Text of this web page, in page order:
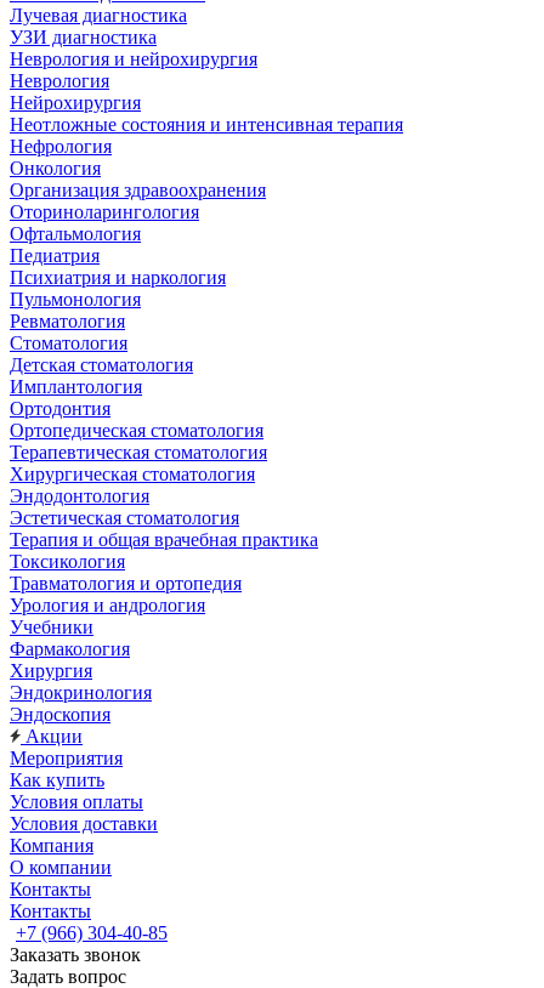
Лучевая диагностика
УЗИ диагностика
Неврология и нейрохирургия
Неврология
Нейрохирургия
Неотложные состояния и интенсивная терапия
Нефрология
Онкология
Организация здравоохранения
Оториноларингология
Офтальмология
Педиатрия
Психиатрия и наркология
Пульмонология
Ревматология
Стоматология
Детская стоматология
Имплантология
Ортодонтия
Ортопедическая стоматология
Терапевтическая стоматология
Хирургическая стоматология
Эндодонтология
Эстетическая стоматология
Терапия и общая врачебная практика
Токсикология
Травматология и ортопедия
Урология и андрология
Учебники
Фармакология
Хирургия
Эндокринология
Эндоскопия
Акции
Мероприятия
Как купить
Условия оплаты
Условия доставки
Компания
О компании
Контакты
Контакты
+7 (966) 304-40-85
Заказать звонок
Задать вопрос